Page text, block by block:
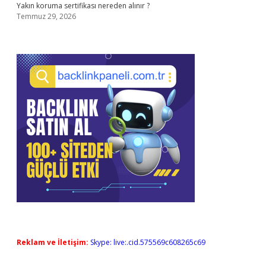
Yakın koruma sertifikası nereden alınır ?
Temmuz 29, 2026
Reklam ve İletişim: Skype: live:.cid.575569c608265c69